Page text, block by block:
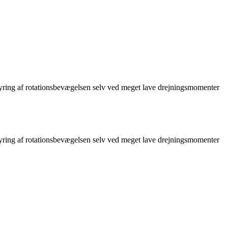
af rotationsbevægelsen selv ved meget lave drejningsmomenter
af rotationsbevægelsen selv ved meget lave drejningsmomenter